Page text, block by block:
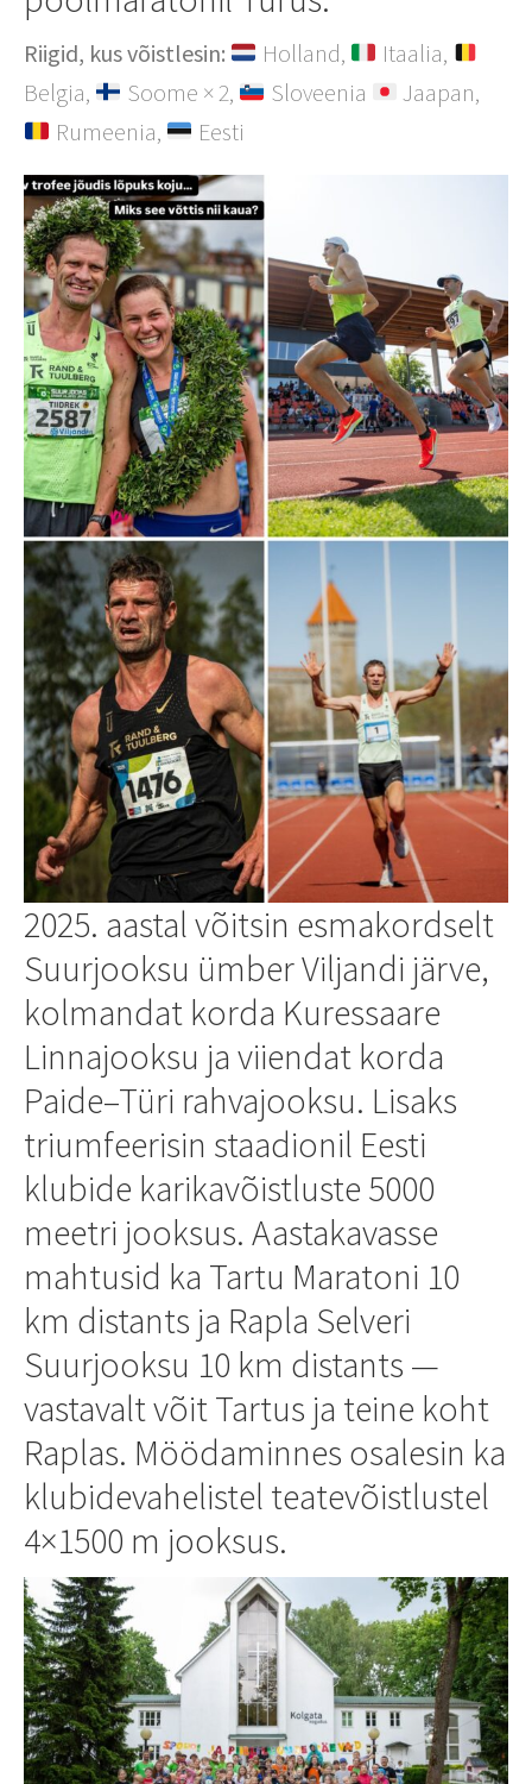
Riigid, kus võistlesin: Holland,
Itaalia,
Belgia,
Soome × 2, Sloveenia
Jaapan,
Rumeenia,
Eesti
2025. aastal võitsin esmakordselt
Suurjooksu ümber Viljandi järve,
kolmandat korda Kuressaare
Linnajooksu ja viiendat korda
Paide–Türi rahvajooksu. Lisaks
triumfeerisin staadionil Eesti
klubide karikavõistluste 5000
meetri jooksus. Aastakavasse
mahtusid ka Tartu Maratoni 10
km distants ja Rapla Selveri
Suurjooksu 10 km distants —
vastavalt võit Tartus ja teine koht
Raplas. Möödaminnes osalesin ka
klubidevahelistel teatevõistlustel
4×1500 m jooksus.